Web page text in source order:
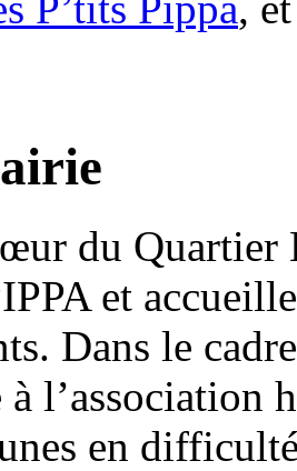
du Quartier
et
Dans le
à l’association
en